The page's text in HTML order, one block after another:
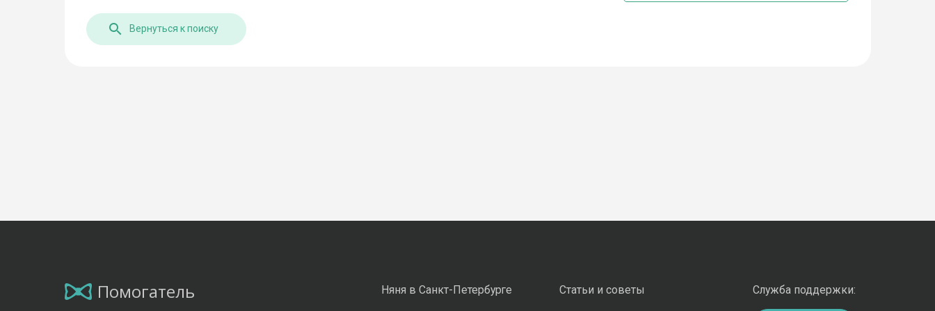
Вернуться к поиску
Помогатель Няня в Санкт-Петербурге Статьи и советы Служба поддержки: